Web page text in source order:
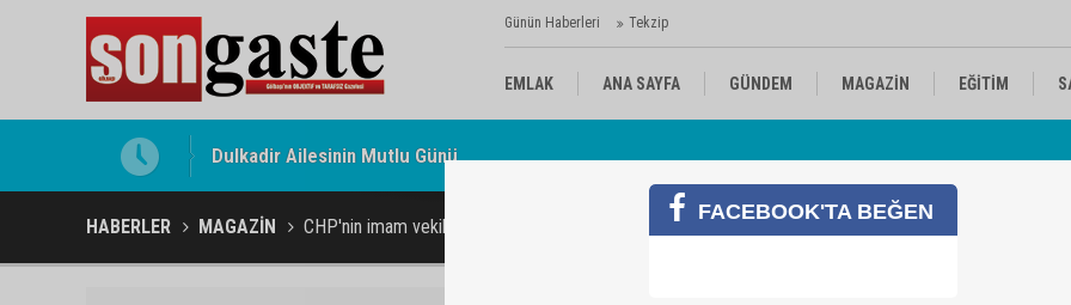
Günün Haberleri Tekzip
EMLAK ANA SAYFA GÜNDEM MAGAZİN EĞİTİM
Gölbaşı Esnafının Sesi Ankara Kalkınma Ajansı'nda
HABERLER MAGAZİN CHP'nin imam vekilinden kavga çıkartacak sözler
FACEBOOK'TA BEĞEN